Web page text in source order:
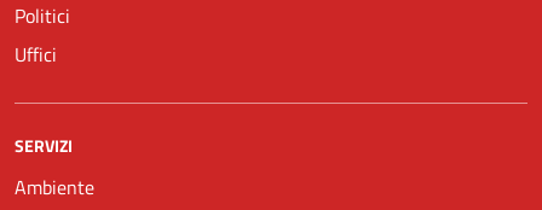
Politici
Uffici
SERVIZI
Ambiente